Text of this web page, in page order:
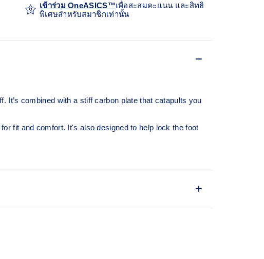
เข้าร่วม OneASICS™เพื่อสะสมคะแนน และสิทธิ
พิเศษสำหรับสมาชิกเท่านั้น
combined with a stiff carbon plate that catapults you
fit and comfort. It's also designed to help lock the foot
you conserve energy.